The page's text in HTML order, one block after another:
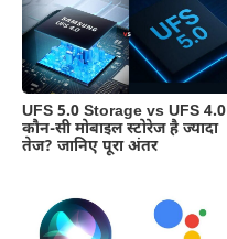
UFS 5.0 Storage vs UFS 4.0
कौन-सी मोबाइल स्टोरेज है ज्यादा
तेज? जानिए पूरा अंतर